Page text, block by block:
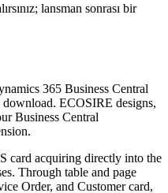
lansman sonrası bir
365 Business Central
ECOSIRE designs,
Business Central
card acquiring directly into the
Through table and page
Order, and Customer card,